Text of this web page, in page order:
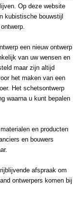
Op deze website
kubistische bouwstijl
een nieuw ontwerp
van uw wensen en
maar zijn altijd
het maken van een
Het schetsontwerp
waarna u kunt bepalen
en producten
en bouwers
afspraak om
ontwerpers komen bij